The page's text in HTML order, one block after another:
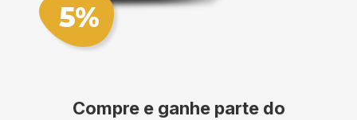
Compre e ganhe parte do